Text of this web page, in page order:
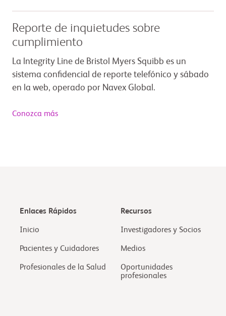
Reporte de inquietudes sobre
cumplimiento
La lntegrity Line de Bristol Myers Squibb es un
sistema confidencial de reporte telefónico y sábado
en la web, operado por Navex Global.
Conozca más
Enlaces Rápidos
Inicio
Pacientes y Cuidadores
Profesionales de la Salud
Recursos
Investigadores y Socios
Medios
Oportunidades
profesionales